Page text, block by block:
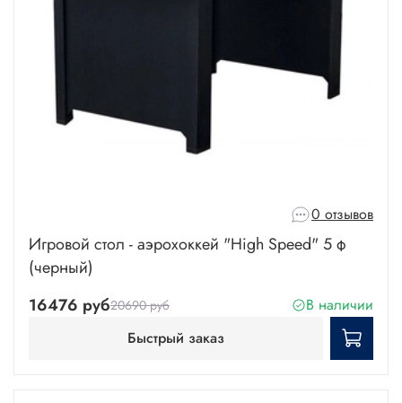
0 отзывов
Игровой стол - аэрохоккей "High Speed" 5 ф
(черный)
16476 руб20690 руб
В наличии
Быстрый заказ